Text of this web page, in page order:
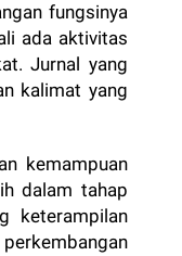
fungsinya
ada aktivitas
Jurnal yang
kalimat yang
kemampuan
dalam tahap
keterampilan